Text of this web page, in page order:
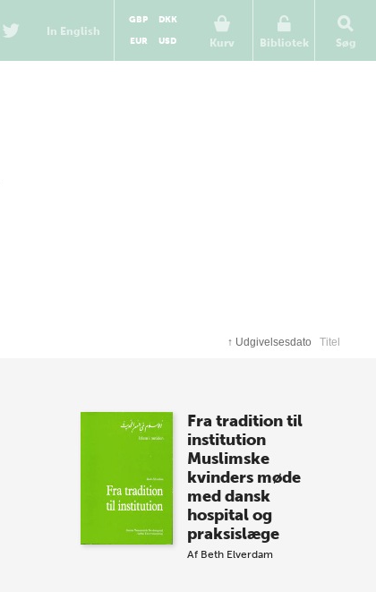
In English
Kurv
GBP
DKK
EUR
USD Bibliotek Søg
↑ Udgivelsesdato Titel
Fra tradition til
institution
Muslimske
kvinders møde
med dansk
hospital og
praksislæge
Af Beth Elverdam